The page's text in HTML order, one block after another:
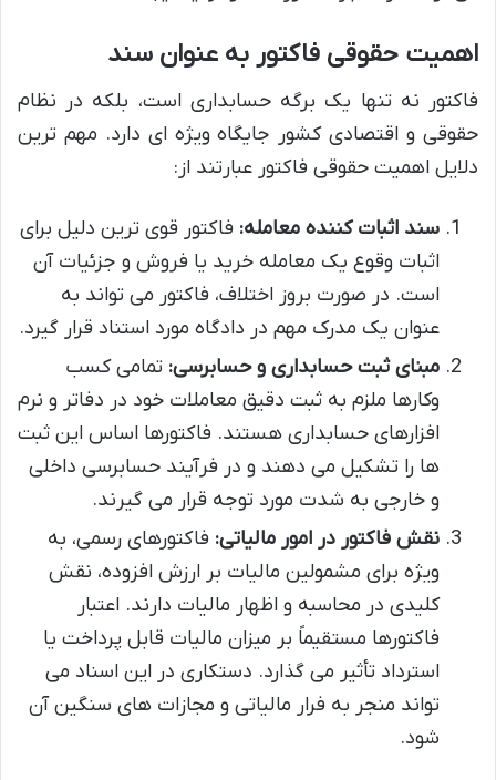
اهمیت حقوقی فاکتور به عنوان سند
فاکتور نه تنها یک برگه حسابداری است، بلکه در نظام
حقوقی و اقتصادی کشور جایگاه ویژه ای دارد. مهم ترین
دلایل اهمیت حقوقی فاکتور عبارتند از:
سند اثبات کننده معامله: فاکتور قوی ترین دلیل برای
اثبات وقوع یک معامله خرید یا فروش و جزئیات آن
است. در صورت بروز اختلاف، فاکتور می تواند به
عنوان یک مدرک مهم در دادگاه مورد استناد قرار گیرد.
مبنای ثبت حسابداری و حسابرسی: تمامی کسب
وکارها ملزم به ثبت دقیق معاملات خود در دفاتر و نرم
افزارهای حسابداری هستند. فاکتورها اساس این ثبت
ها را تشکیل می دهند و در فرآیند حسابرسی داخلی
و خارجی به شدت مورد توجه قرار می گیرند.
نقش فاکتور در امور مالیاتی: فاکتورهای رسمی، به
ویژه برای مشمولین مالیات بر ارزش افزوده، نقش
کلیدی در محاسبه و اظهار مالیات دارند. اعتبار
فاکتورها مستقیماً بر میزان مالیات قابل پرداخت یا
استرداد تأثیر می گذارد. دستکاری در این اسناد می
تواند منجر به فرار مالیاتی و مجازات های سنگین آن
شود.